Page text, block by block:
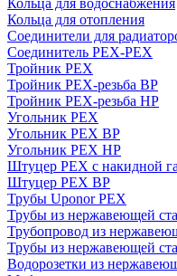
Кольца для отопления
Соединители для
Соединитель PEX-PEX
Тройник PEX
Тройник PEX-резьба ВР
Тройник PEX-резьба НР
Угольник PEX
Угольник PEX ВР
Угольник PEX НР
Штуцер PEX c накидной
Штуцер PEX ВР
Трубы Uponor PEX
Трубы из нержавеющей
Трубопровод из
Трубы из нержавеющей
Водорозетки из